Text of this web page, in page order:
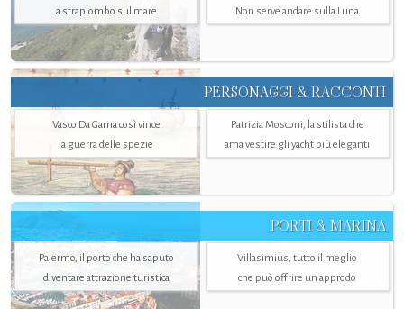
a strapiombo sul mare
Non serve andare sulla Luna
PERSONAGGI & RACCONTI
Vasco Da Gama così vince
la guerra delle spezie
Patrizia Mosconi, la stilista che
ama vestire gli yacht più eleganti
PORTI & MARINA
Palermo, il porto che ha saputo
diventare attrazione turistica
Villasimius, tutto il meglio
che può offrire un approdo